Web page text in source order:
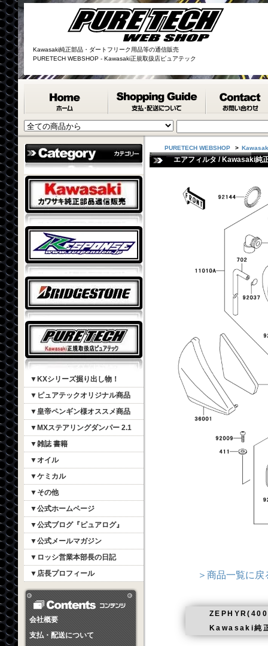
Kawasaki純正部品・ダートフリーク用品等の通信販売
PURETECH WEBSHOP - Kawasaki正規取扱店ピュアテック
▼KXシリーズ掘り出し物！
▼ピュアテックオリジナル商品
▼皇帝ペンギン様オススメ商品
▼MXステアリングダンパー 2.1
▼雑誌 書籍
▼オイル
▼ケミカル
▼その他
▼公式ホームページ
▼公式ブログ『ピュアログ』
▼公式メールマガジン
▼ロッシ営業本部長の日記
▼店長プロフィール
会社概要
支払・配送について
PURETECH WEBSHOP >
エアフィルタ / Kawasaki純
＞商品一覧に戻
Kawasaki純